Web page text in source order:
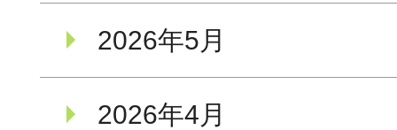
2026年5月
2026年4月